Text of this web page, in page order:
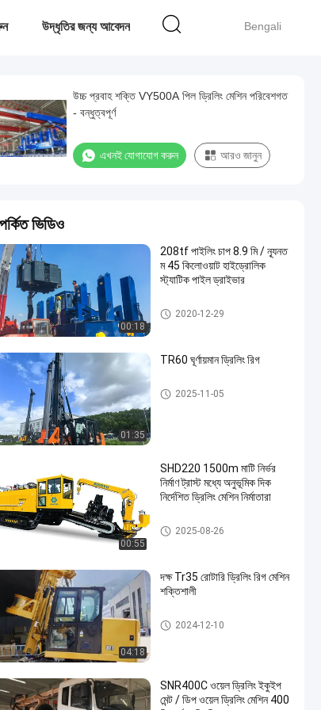
Bengali
উদ্ধৃতির জন্য আবেদন
উচ্চ প্রবাহ শক্তি VY500A পিল ড্রিলিং মেশিন পরিবেশগত
- বন্ধুত্বপূর্ণ
এখনই যোগাযোগ করুন আরও জানুন
ভিডিও
00:18
208tf পাইলিং চাপ 8.9 মি / ন্যূনত
ম 45 কিলোওয়াট হাইড্রোলিক
স্ট্যাটিক পাইল ড্রাইভার
হাইড্রোলিক স্ট্যাটিক পাইল ড্রাইভার
2020-12-29
01:35
TR60 ঘূর্ণায়মান ড্রিলিং রিগ
রোটারি ড্রিলিং রিগস
2025-11-05
00:55
SHD220 1500m মাটি নির্ভর
নির্মাণ ট্রাস্ট মধ্যে অনুভূমিক দিক
নির্দেশিত ড্রিলিং মেশিন নির্মাতারা
অনুভূমিক দিকনির্দেশনা ড্রিলিং রিগ
2025-08-26
04:18
দক্ষ Tr35 রোটারি ড্রিলিং রিগ মেশিন
শক্তিশালী
রোটারি ড্রিলিং রিগস
2024-12-10
SNR400C ওয়েল ড্রিলিং ইকুইপ
মেন্ট / ডিপ ওয়েল ড্রিলিং মেশিন 400